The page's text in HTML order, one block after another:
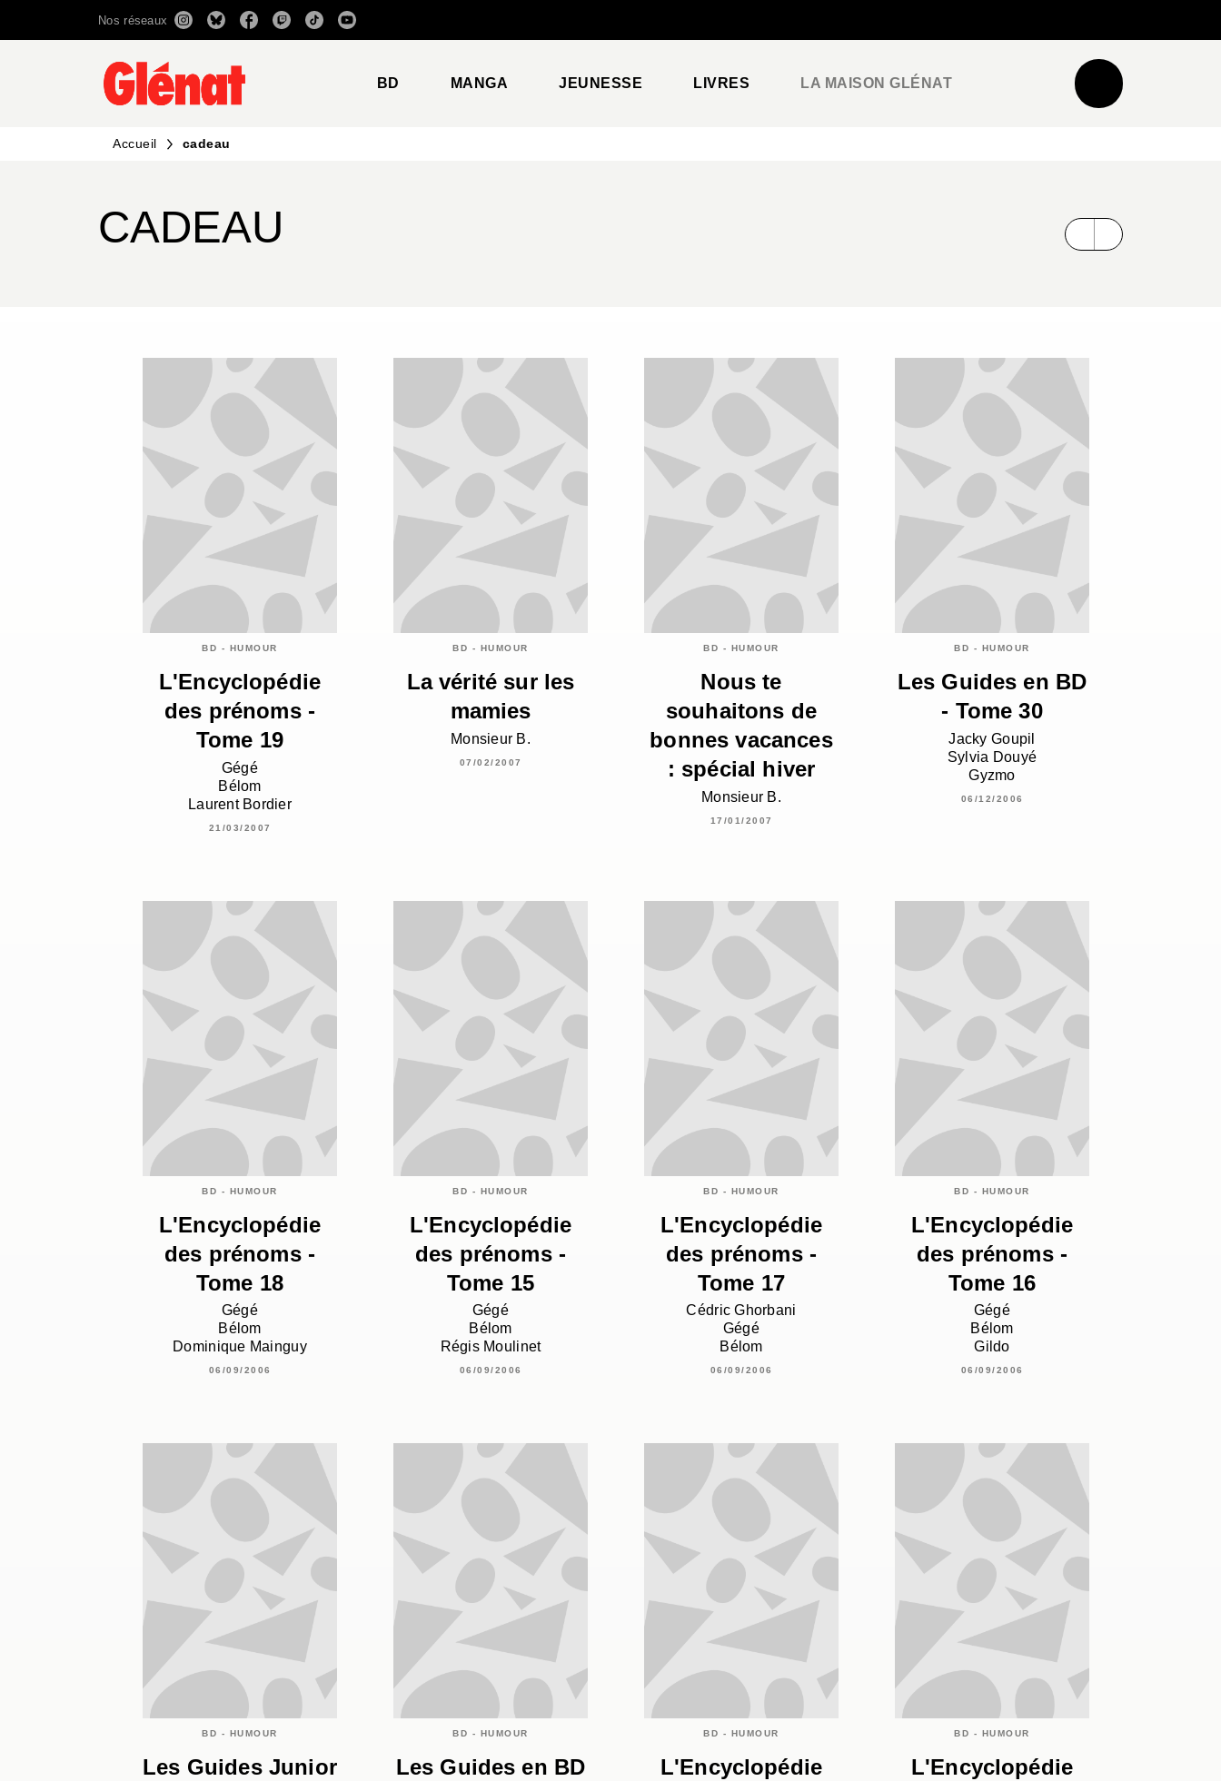
RECHERCHE CONTENU
Nos réseaux
BD MANGA JEUNESSE LIVRES LA MAISON GLÉNAT
Accueil cadeau
CADEAU
BD - HUMOUR
L'Encyclopédie
des prénoms -
Tome 19
Gégé
Bélom
Laurent Bordier
21/03/2007
BD - HUMOUR
La vérité sur les
mamies
Monsieur B.
07/02/2007
BD - HUMOUR
Nous te
souhaitons de
bonnes vacances
: spécial hiver
Monsieur B.
17/01/2007
BD - HUMOUR
Les Guides en BD
- Tome 30
Jacky Goupil
Sylvia Douyé
Gyzmo
06/12/2006
BD - HUMOUR
L'Encyclopédie
des prénoms -
Tome 18
Gégé
Bélom
Dominique Mainguy
06/09/2006
BD - HUMOUR
L'Encyclopédie
des prénoms -
Tome 15
Gégé
Bélom
Régis Moulinet
06/09/2006
BD - HUMOUR
L'Encyclopédie
des prénoms -
Tome 17
Cédric Ghorbani
Gégé
Bélom
06/09/2006
BD - HUMOUR
L'Encyclopédie
des prénoms -
Tome 16
Gégé
Bélom
Gildo
06/09/2006
BD - HUMOUR
Les Guides Junior
BD - HUMOUR
Les Guides en BD
BD - HUMOUR
L'Encyclopédie
BD - HUMOUR
L'Encyclopédie